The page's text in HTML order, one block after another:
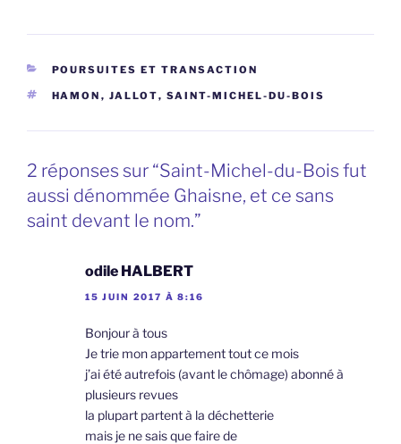
CATÉGORIES
POURSUITES ET TRANSACTION
ÉTIQUETTES
HAMON , JALLOT, SAINT-MICHEL-DU-BOIS
2 réponses sur “Saint-Michel-du-Bois fut
aussi dénommée Ghaisne, et ce sans
saint devant le nom.”
odile HALBERT
15 JUIN 2017 À 8:16
Bonjour à tous
Je trie mon appartement tout ce mois
j’ai été autrefois (avant le chômage) abonné à
plusieurs revues
la plupart partent à la déchetterie
mais je ne sais que faire de